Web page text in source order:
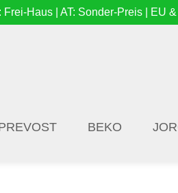
Haus | AT: Sonder-Preis | EU
BEKO